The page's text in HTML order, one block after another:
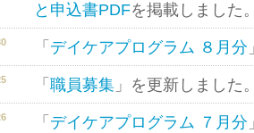
と申込書PDFを掲載しました
「 デイケアプログラム ８月分
「 職員募集 」を更新しました
「 デイケアプログラム ７月分